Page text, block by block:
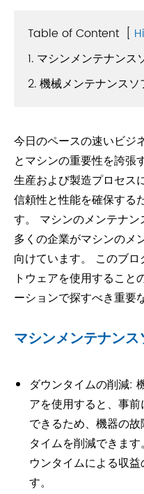
Table of Content [
1. マシンメンテナンス
2. 機械メンテナンス
今日のペースの速いビジ
とマシンの重要性を誇張
生産および製造プロセス
信頼性と性能を確保する
す。 マシンのメンテナン
多くの企業がマシンのメ
向けています。 このブ
トウェアを使用すること
ーションで探すべき重要
マシンメンテナン
ダウンタイムの削減:
アを使用すると、事
できるため、機器の
タイムを削減できま
ウンタイムによる収
す。